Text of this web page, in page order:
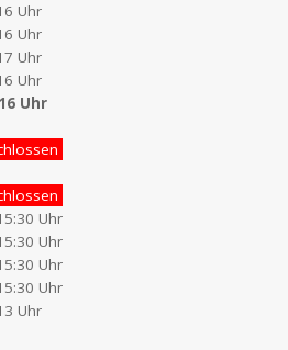
Uhr
Uhr
Uhr
Uhr
Uhr
Uhr
Uhr
Uhr
Uhr
Uhr